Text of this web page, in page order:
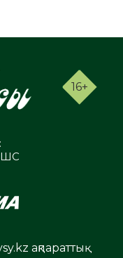
16+
ақпараттық